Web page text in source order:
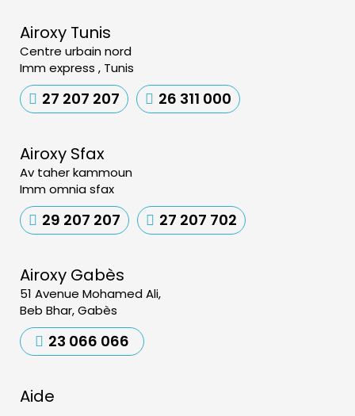
Airoxy Tunis
Centre urbain nord
Imm express , Tunis
27 207 207 26 311 000
Airoxy Sfax
Av taher kammoun
Imm omnia sfax
29 207 207 27 207 702
Airoxy Gabès
51 Avenue Mohamed Ali,
Beb Bhar, Gabès
23 066 066
Aide